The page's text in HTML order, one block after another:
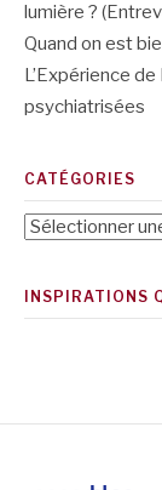
lumière ?
Quand on est
L’Expérience
psychiatrisées
CATÉGORIES
Catégories
INSPIRATIONS